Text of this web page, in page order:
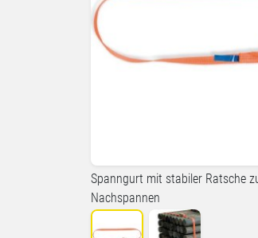
Spanngurt mit stabiler Ratsche
Nachspannen